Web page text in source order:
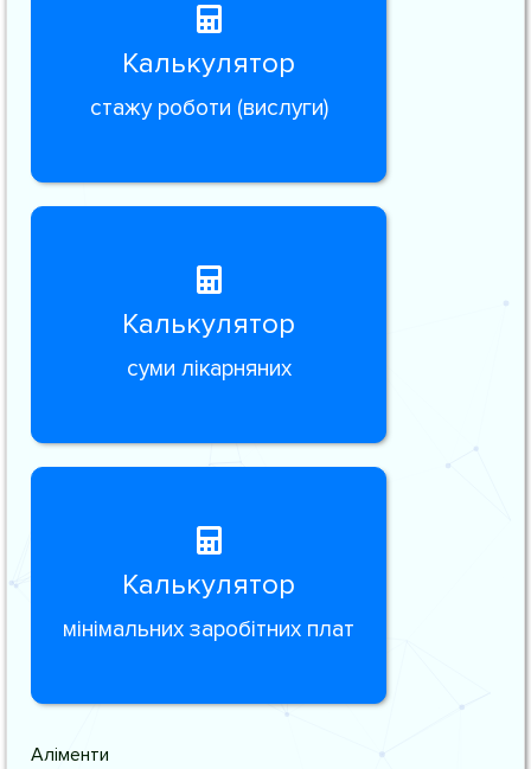
Калькулятор
стажу роботи (вислуги)
Калькулятор
суми лікарняних
Калькулятор
мінімальних заробітних плат
Аліменти